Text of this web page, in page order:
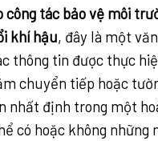
công tác bảo vệ môi
khí hậu, đây là một
thông tin được thực
chuyển tiếp hoặc
nhất định trong một
có hoặc không những